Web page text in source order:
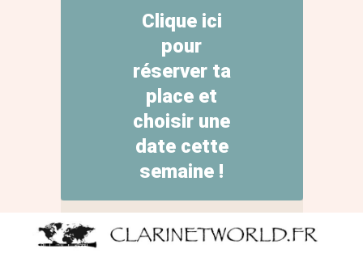
Clique ici
pour
réserver ta
place et
choisir une
date cette
semaine !